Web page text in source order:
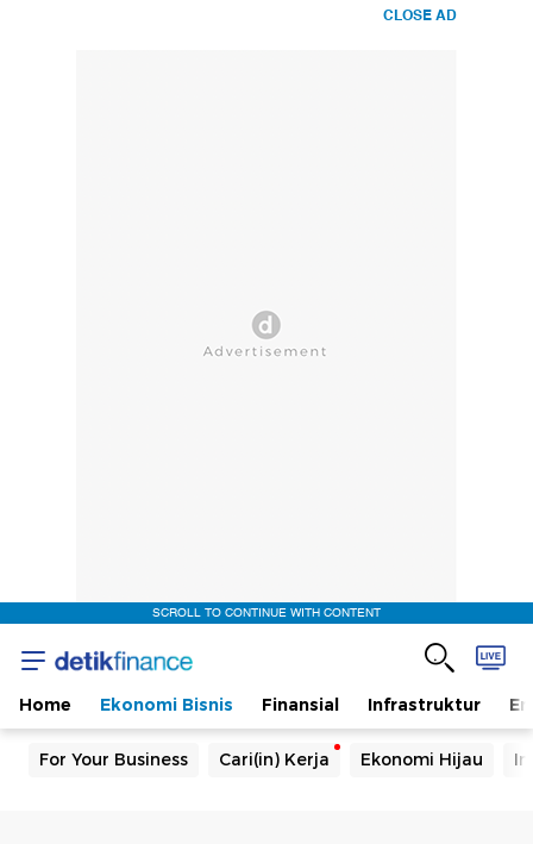
CLOSE AD
SCROLL TO CONTINUE WITH CONTENT
Home Ekonomi Bisnis Finansial Infrastruktur
For Your Business Cari(in) Kerja Ekonomi Hijau